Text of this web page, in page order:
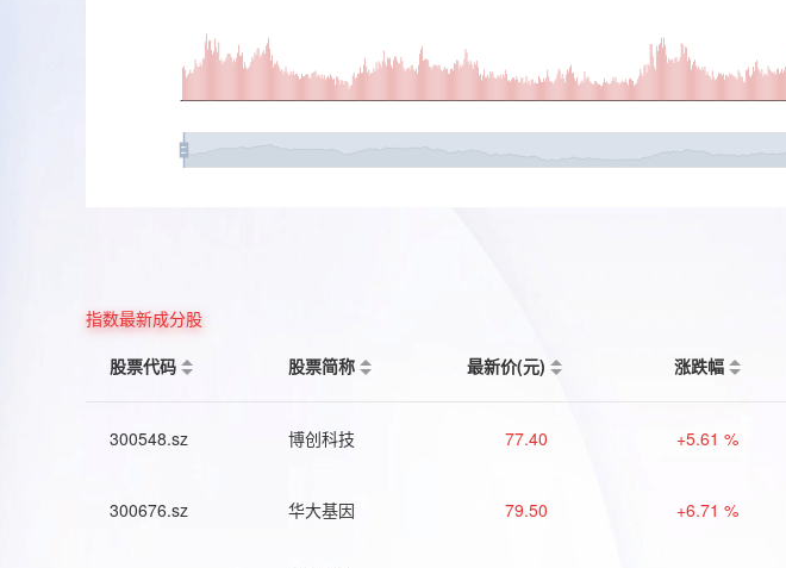
指数最新成分股
股票代码
股票简称 最新价(元) 涨跌幅
300548.sz 博创科技 77.40 +5.61 %
300676.sz 华大基因 79.50 +6.71 %